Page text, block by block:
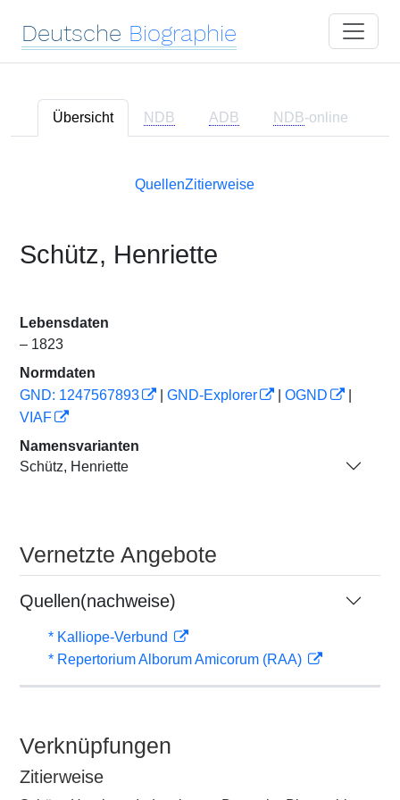
Deutsche Biographie
Übersicht NDB ADB NDB-online
QuellenZitierweise
Schütz, Henriette
Lebensdaten
– 1823
Normdaten
GND: 1247567893
GND-Explorer OGND
VIAF
Namensvarianten
Schütz, Henriette
Vernetzte Angebote
Quellen(nachweise)
* Kalliope-Verbund
* Repertorium Alborum Amicorum (RAA)
Verknüpfungen
Zitierweise